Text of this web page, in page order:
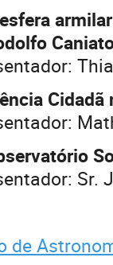
Cidadã
Sr.
de